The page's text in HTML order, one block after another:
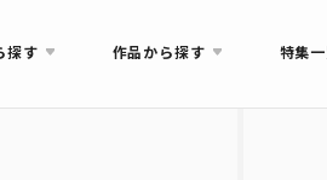
探す 作品から探す 特集